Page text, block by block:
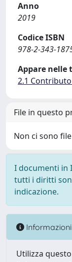
Anno
2019
Codice ISBN
978-2-343-
Appare nelle
2.1
File in questo
Non ci sono
I documenti in
tutti i diritti
indicazione.
Informazioni
Utilizza